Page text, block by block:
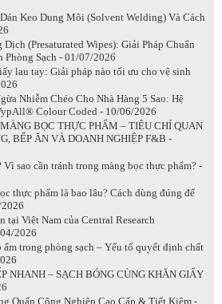
Keo Dung Môi (Solvent Welding) Và Cách
(Presaturated Wipes): Giải Pháp Chuẩn
Phòng Sạch - 01/07/2026
lau tay: Giải pháp nào tối ưu cho vệ sinh
Nhiễm Chéo Cho Nhà Hàng 5 Sao: Hệ
Colour Coded - 10/06/2026
BỌC THỰC PHẨM – TIÊU CHÍ QUAN
BẾP ĂN VÀ DOANH NGHIỆP F&B -
Vì sao cần tránh trong màng bọc thực phẩm? -
thực phẩm là bao lâu? Cách dùng đúng để
tại Việt Nam của Central Research
2026
trong phòng sạch – Yếu tố quyết định chất
NHANH – SẠCH BÓNG CÙNG KHĂN GIẤY
Quấn Công Nghiệp Cao Cấp & Tiết Kiệm -